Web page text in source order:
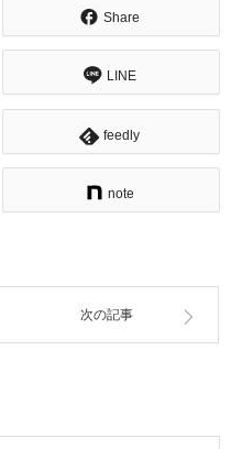
Share
LINE
feedly
note
次の記事